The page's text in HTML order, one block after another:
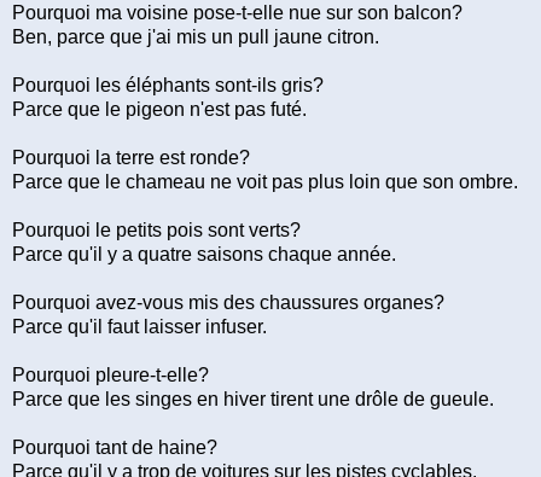
Pourquoi ma voisine pose-t-elle nue sur son balcon?
Ben, parce que j'ai mis un pull jaune citron.
Pourquoi les éléphants sont-ils gris?
Parce que le pigeon n'est pas futé.
Pourquoi la terre est ronde?
Parce que le chameau ne voit pas plus loin que son ombre.
Pourquoi le petits pois sont verts?
Parce qu'il y a quatre saisons chaque année.
Pourquoi avez-vous mis des chaussures organes?
Parce qu'il faut laisser infuser.
Pourquoi pleure-t-elle?
Parce que les singes en hiver tirent une drôle de gueule.
Pourquoi tant de haine?
Parce qu'il y a trop de voitures sur les pistes cyclables.